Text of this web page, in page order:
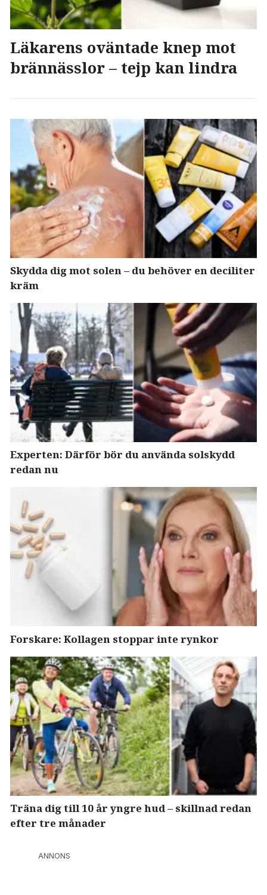
Läkarens oväntade knep mot
brännässlor – tejp kan lindra
Skydda dig mot solen – du behöver en deciliter
kräm
Experten: Därför bör du använda solskydd
redan nu
Forskare: Kollagen stoppar inte rynkor
Träna dig till 10 år yngre hud – skillnad redan
efter tre månader
ANNONS